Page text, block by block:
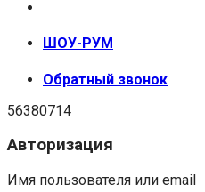
ШОУ-РУМ
Обратный звонок
56380714
Авторизация
Имя пользователя или email